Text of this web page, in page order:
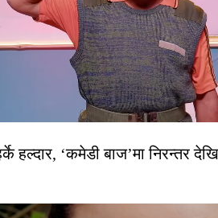
हल्दार, ‘कमेडी बाज’मा निरन्तर